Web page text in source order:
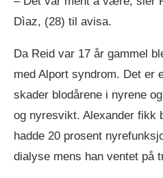
Dìaz, (28) til avisa.
Da Reid var 17 år gammel
med Alport syndrom. Det er
skader blodårene i nyrene
og nyresvikt. Alexander fikk
hadde 20 prosent
dialyse mens han ventet på